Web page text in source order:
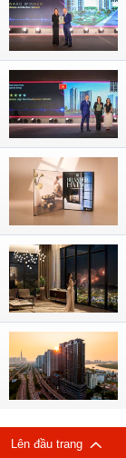
Lên đầu trang